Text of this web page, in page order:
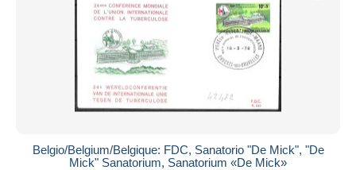
Belgio/Belgium/Belgique: FDC, Sanatorio "De Mick", "De
Mick" Sanatorium, Sanatorium «De Mick»